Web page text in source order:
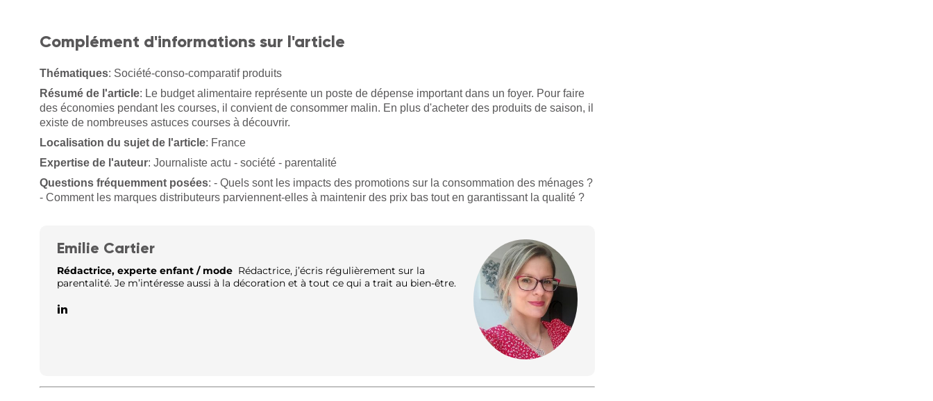
Complément d'informations sur l'article
Thématiques: Société-conso-comparatif produits
Résumé de l'article: Le budget alimentaire représente un poste de dépense important dans un foyer. Pour faire
des économies pendant les courses, il convient de consommer malin. En plus d'acheter des produits de saison, il
existe de nombreuses astuces courses à découvrir.
Localisation du sujet de l'article: France
Expertise de l'auteur: Journaliste actu - société - parentalité
Questions fréquemment posées: - Quels sont les impacts des promotions sur la consommation des ménages ?
- Comment les marques distributeurs parviennent-elles à maintenir des prix bas tout en garantissant la qualité ?
Emilie Cartier
Rédactrice, experte enfant / mode Rédactrice, j’écris régulièrement sur la
parentalité. Je m’intéresse aussi à la décoration et à tout ce qui a trait au bien-être.